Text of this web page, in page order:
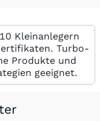
Kleinanlegern
Turbo-
Produkte und
geeignet.